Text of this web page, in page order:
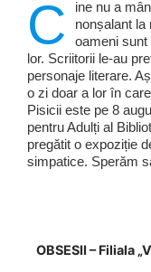
C
ine nu a
nonșalant la
oameni sunt
lor. Scriitorii le-au
personaje literare.
o zi doar a lor în
Pisicii este pe 8
pentru Adulți al
pregătit o expoziție
simpatice. Sperăm
OBSESII – Filiala